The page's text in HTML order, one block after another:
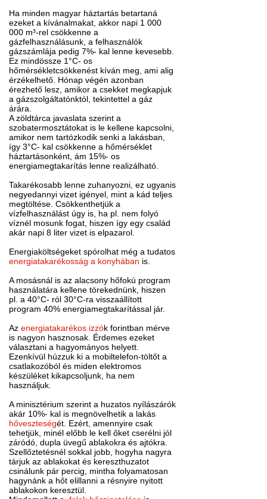
Ha minden magyar háztartás betartaná
ezeket a kívánalmakat, akkor napi 1 000
000 m³-rel csökkenne a
gázfelhasználásunk, a felhasználók
gázszámlája pedig 7%- kal lenne kevesebb.
Ez mindössze 1°C- os
hőmérsékletcsökkenést kíván meg, ami alig
érzékelhető. Hónap végén azonban
érezhető lesz, amikor a csekket megkapjuk
a gázszolgáltatónktól, tekintettel a gáz
árára.
A zöldtárca javaslata szerint a
szobatermosztátokat is le kellene kapcsolni,
amikor nem tartózkodik senki a lakásban,
így 3°C- kal csökkenne a hőmérséklet
háztartásonként, ám 15%- os
energiamegtakarítás lenne realizálható.
Takarékosabb lenne zuhanyozni, ez ugyanis
negyedannyi vizet igényel, mint a kád teljes
megtöltése. Csökkenthetjük a
vízfelhasználást úgy is, ha pl. nem folyó
víznél mosunk fogat, hiszen így egy család
akár napi 8 liter vizet is elpazarol.
Energiaköltségeket spórolhat még a tudatos
energiatakarékosság a konyhában is.
A mosásnál is az alacsony hőfokú program
használatára kellene törekednünk, hiszen
pl. a 40°C- ról 30°C-ra visszaállított
program 40% energiamegtakarítással jár.
Azenergiatakarékos izzók forintban mérve
is nagyon hasznosak. Érdemes ezeket
választani a hagyományos helyett.
Ezenkívül húzzuk ki a mobiltelefon-töltőt a
csatlakozóból és miden elektromos
készüléket kikapcsoljunk, ha nem
használjuk.
A minisztérium szerint a huzatos nyílászárók
akár 10%- kal is megnövelhetik a lakás
hőveszteségét. Ezért, amennyire csak
tehetjük, minél előbb le kell őket cserélni jól
záródó, dupla üvegű ablakokra és ajtókra.
Szellőztetésnél sokkal jobb, hogyha nagyra
tárjuk az ablakokat és kereszthuzatot
csinálunk pár percig, mintha folyamatosan
hagynánk a hőt elillanni a résnyire nyitott
ablakokon keresztül.